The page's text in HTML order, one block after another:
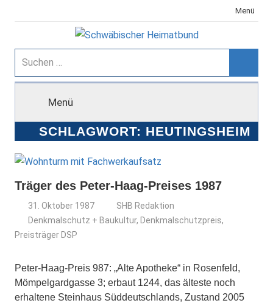
Inhalt
Menü
Schwäbischer
Heimatbund
Suchen
nach:
Menü
SCHLAGWORT: HEUTINGSHEIM
Träger des Peter-Haag-Preises 1987
31. Oktober 1987
SHB Redaktion
Denkmalschutz + Baukultur, Denkmalschutzpreis,
Preisträger DSP
Peter-Haag-Preis 987: „Alte Apotheke“ in Rosenfeld,
Mömpelgardgasse 3; erbaut 1244, das älteste noch
erhaltene Steinhaus Süddeutschlands, Zustand 2005